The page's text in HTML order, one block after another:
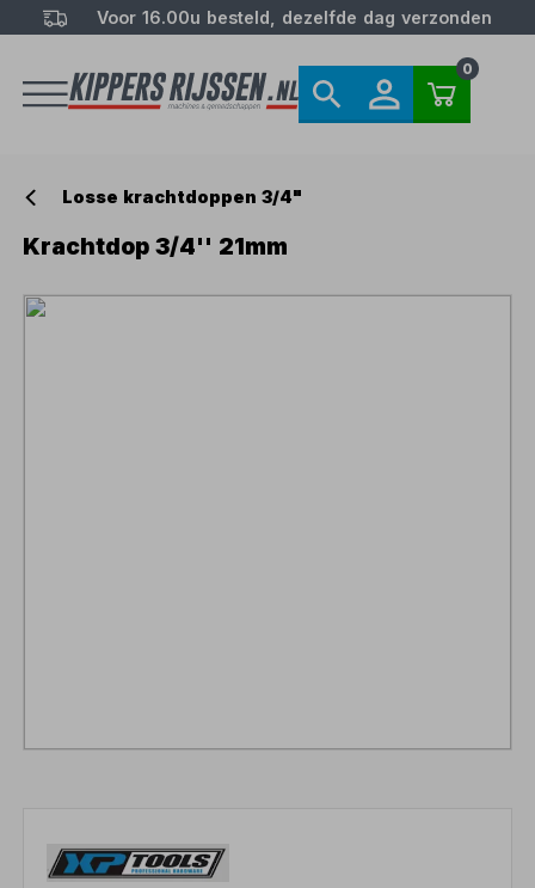
Voor 16.00u besteld, dezelfde dag verzonden
0
Losse krachtdoppen 3/4"
Krachtdop 3/4'' 21mm